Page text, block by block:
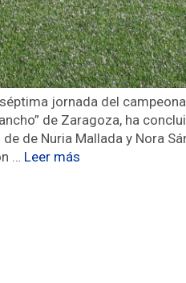
jornada del
de Zaragoza, ha
de Nuria Mallada y Nora
… Leer más